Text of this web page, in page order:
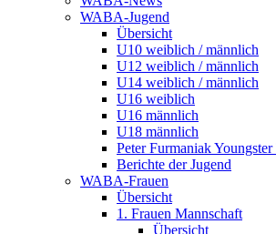
WABA-Jugend
Übersicht
U10 weiblich / männlich
U12 weiblich / männlich
U14 weiblich / männlich
U16 weiblich
U16 männlich
U18 männlich
Peter Furmaniak
Berichte der Jugend
WABA-Frauen
Übersicht
1. Frauen Mannschaft
Übersicht